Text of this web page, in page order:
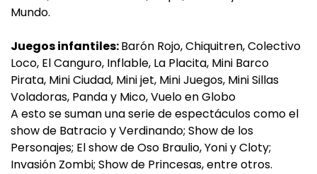
Mundo.
Juegos infantiles:Barón Rojo, Chiquitren, Colectivo
Loco, El Canguro, Inflable, La Placita, Mini Barco
Pirata, Mini Ciudad, Mini jet, Mini Juegos, Mini Sillas
Voladoras, Panda y Mico, Vuelo en Globo
A esto se suman una serie de espectáculos como el
show de Batracio y Verdinando; Show de los
Personajes; El show de Oso Braulio, Yoni y Cloty;
Invasión Zombi; Show de Princesas, entre otros.